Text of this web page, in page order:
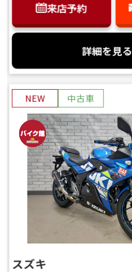
来店予約
詳細を見る
NEW 中古車
スズキ